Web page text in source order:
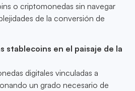
o criptomonedas sin navegar
de la conversión de
stablecoins en el paisaje de la
digitales vinculadas a
un grado necesario de